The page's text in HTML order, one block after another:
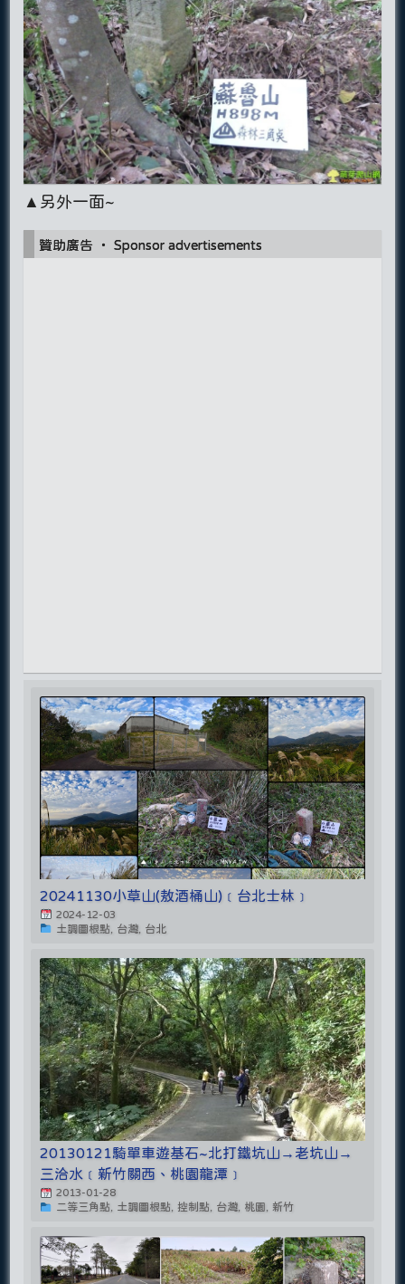
▲另外一面~
贊助廣告 ‧ Sponsor advertisements
20241130小草山(敖酒桶山)﹝台北士林﹞
2024-12-03
土調圖根點, 台灣, 台北
20130121騎單車遊基石~北打鐵坑山→老坑山→
三洽水﹝新竹關西、桃園龍潭﹞
2013-01-28
二等三角點, 土調圖根點, 控制點, 台灣, 桃園, 新竹